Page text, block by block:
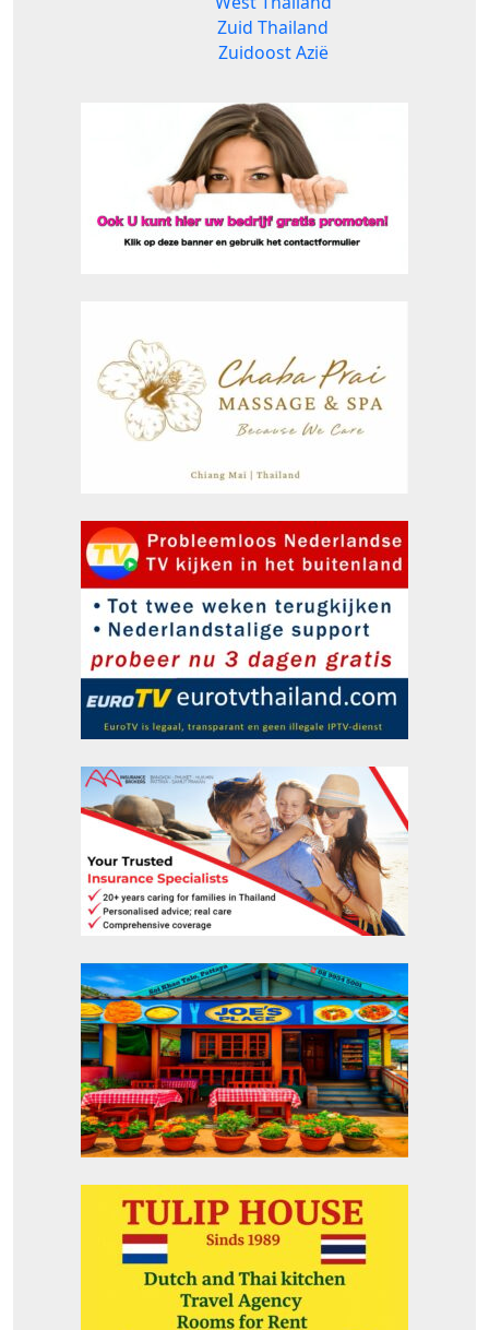
Zuid Thailand
Zuidoost Azië